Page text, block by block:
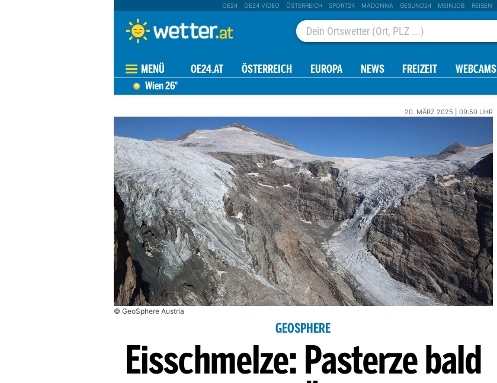
OE24 OE24 VIDEO ÖSTERREICH SPORT24 MADONNA GESUND24 MEINJOB REISEN
MENÜ OE24.AT ÖSTERREICH EUROPA NEWS FREIZEIT WEBCAMS
Wien26°
20. MÄRZ 2025 | 09:50 UHR
© GeoSphere Austria
GEOSPHERE
Eisschmelze: Pasterze bald